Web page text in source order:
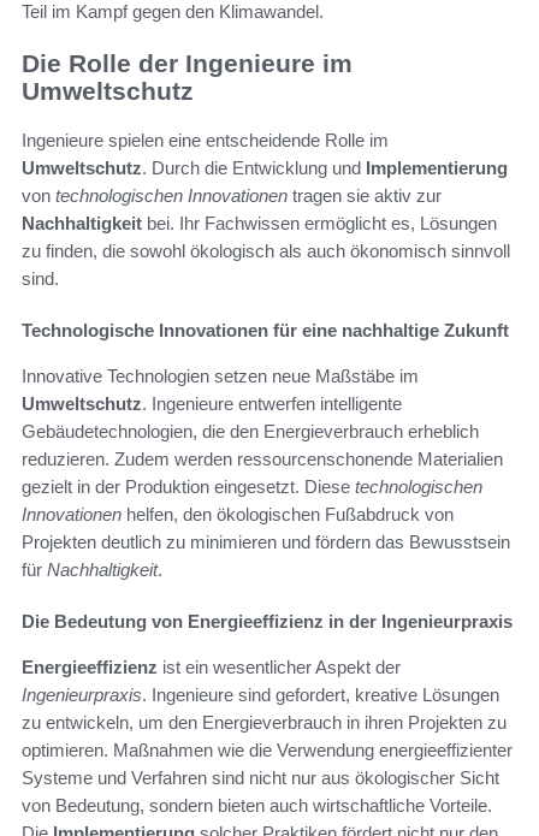
Teil im Kampf gegen den Klimawandel.
Die Rolle der Ingenieure im
Umweltschutz
Ingenieure spielen eine entscheidende Rolle im
Umweltschutz. Durch die Entwicklung und Implementierung
von technologischen Innovationen tragen sie aktiv zur
Nachhaltigkeit bei. Ihr Fachwissen ermöglicht es, Lösungen
zu finden, die sowohl ökologisch als auch ökonomisch sinnvoll
sind.
Technologische Innovationen für eine nachhaltige Zukunft
Innovative Technologien setzen neue Maßstäbe im
Umweltschutz. Ingenieure entwerfen intelligente
Gebäudetechnologien, die den Energieverbrauch erheblich
reduzieren. Zudem werden ressourcenschonende Materialien
gezielt in der Produktion eingesetzt. Diese technologischen
Innovationen helfen, den ökologischen Fußabdruck von
Projekten deutlich zu minimieren und fördern das Bewusstsein
für Nachhaltigkeit.
Die Bedeutung von Energieeffizienz in der Ingenieurpraxis
Energieeffizienz ist ein wesentlicher Aspekt der
Ingenieurpraxis. Ingenieure sind gefordert, kreative Lösungen
zu entwickeln, um den Energieverbrauch in ihren Projekten zu
optimieren. Maßnahmen wie die Verwendung energieeffizienter
Systeme und Verfahren sind nicht nur aus ökologischer Sicht
von Bedeutung, sondern bieten auch wirtschaftliche Vorteile.